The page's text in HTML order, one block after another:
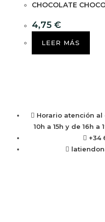
CHOCOLATE
4,75 €
LEER MÁS
Horario atención al
10h a 15h y de 16h a
+34